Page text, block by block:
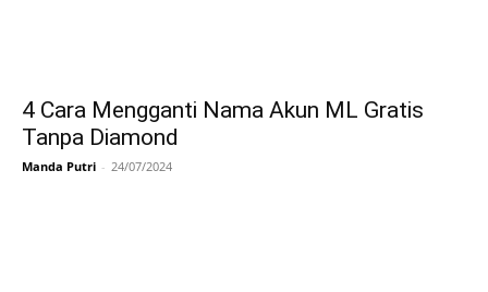
4 Cara Mengganti Nama Akun ML Gratis
Tanpa Diamond
Manda Putri - 24/07/2024